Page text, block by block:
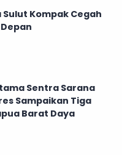
Sulut Kompak Cegah
Sentra Sarana
Sampaikan Tiga
Barat Daya